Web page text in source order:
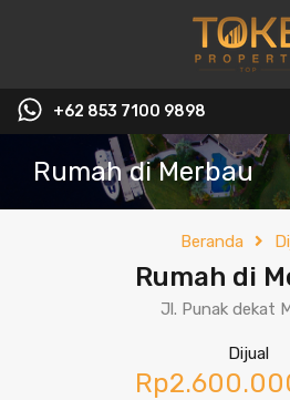
+62 853 7100 9898‬
Rumah di Merbau
Beranda
Rumah di
Jl. Punak dekat
Dijual